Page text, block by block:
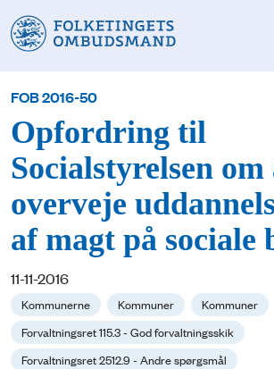
FOB 2016-50
Opfordring til
Socialstyrelsen om
overveje
af magt på sociale
11-11-2016
Kommunerne Kommuner
Kommuner
Forvaltningsret 115.3 - God forvaltningsskik
Forvaltningsret 2512.9 - Andre spørgsmål